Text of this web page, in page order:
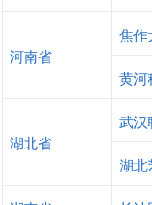
河南省
焦作
黄河
湖北省
武汉
湖北